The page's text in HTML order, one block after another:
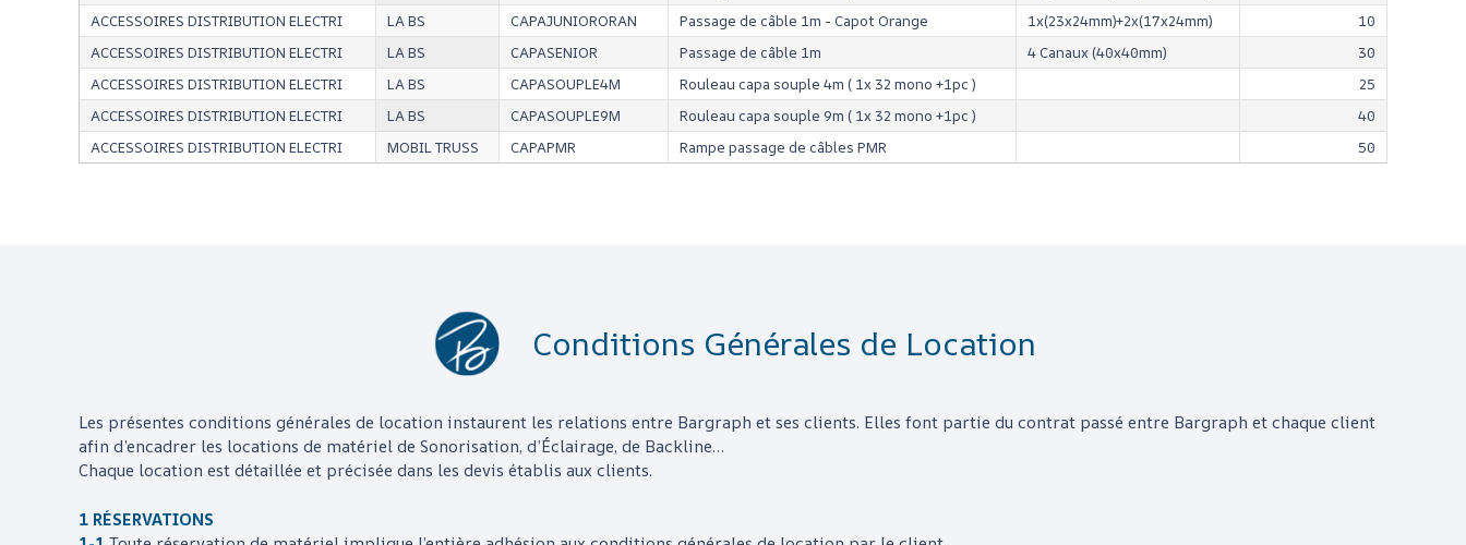
ACCESSOIRES DISTRIBUTION ELECTRI
LA BS CAPAJUNIORORAN Passage de câble 1m - Capot Orange 1x(23x24mm)+2x(17x24mm)
10
ACCESSOIRES DISTRIBUTION ELECTRI
LA BS CAPASENIOR Passage de câble 1m 4 Canaux (40x40mm)
30
ACCESSOIRES DISTRIBUTION ELECTRI
LA BS CAPASOUPLE4M Rouleau capa souple 4m ( 1x 32 mono +1pc )
25
ACCESSOIRES DISTRIBUTION ELECTRI
LA BS CAPASOUPLE9M Rouleau capa souple 9m ( 1x 32 mono +1pc )
40
ACCESSOIRES DISTRIBUTION ELECTRI
MOBIL TRUSS CAPAPMR Rampe passage de câbles PMR 50
Conditions Générales de Location
Les présentes conditions générales de location instaurent les relations entre Bargraphet ses clients. Elles font partie du contrat passé entre Bargraphet chaque client
afin d’encadrer les locations de matériel de Sonorisation, d’Éclairage, de Backline…
Chaque location est détaillée et précisée dans les devis établis aux clients.
1 RÉSERVATIONS